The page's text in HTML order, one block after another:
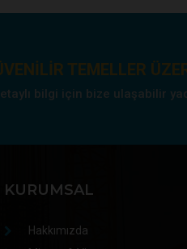
TEMELLER
bilgi için bize ulaşabilir
KURUMSAL
Hakkımızda